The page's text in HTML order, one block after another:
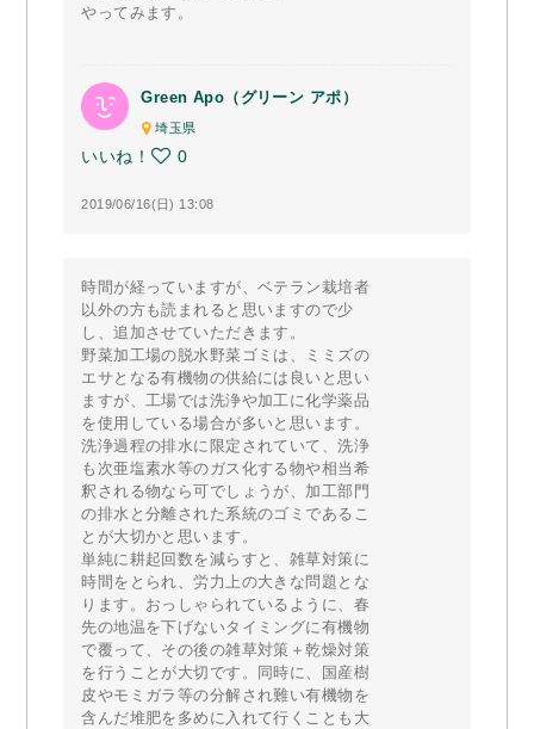
やってみます。
Green Apo（グリーン アポ）
埼玉県
いいね！ 0
2019/06/16(日) 13:08
時間が経っていますが、ベテラン栽培者
以外の方も読まれると思いますので少
し、追加させていただきます。
野菜加工場の脱水野菜ゴミは、ミミズの
エサとなる有機物の供給には良いと思い
ますが、工場では洗浄や加工に化学薬品
を使用している場合が多いと思います。
洗浄過程の排水に限定されていて、洗浄
も次亜塩素水等のガス化する物や相当希
釈される物なら可でしょうが、加工部門
の排水と分離された系統のゴミであるこ
とが大切かと思います。
単純に耕起回数を減らすと、雑草対策に
時間をとられ、労力上の大きな問題とな
ります。おっしゃられているように、春
先の地温を下げないタイミングに有機物
で覆って、その後の雑草対策＋乾燥対策
を行うことが大切です。同時に、国産樹
皮やモミガラ等の分解され難い有機物を
含んだ堆肥を多めに入れて行くことも大